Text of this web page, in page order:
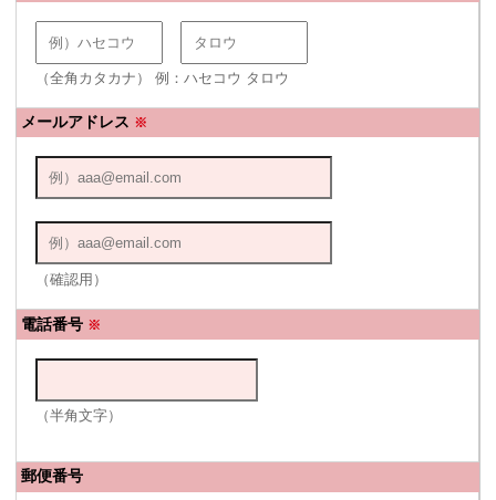
（全角カタカナ） 例：ハセコウ タロウ
メールアドレス ※
（確認用）
電話番号 ※
（半角文字）
郵便番号